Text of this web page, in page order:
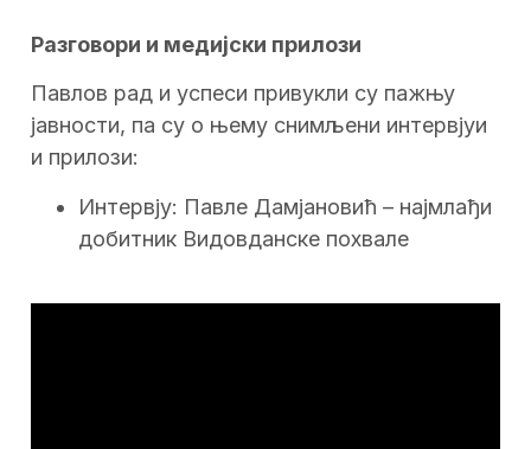
Разговори и медијски прилози
Павлов рад и успеси привукли су пажњу
јавности, па су о њему снимљени интервјуи
и прилози:
Интервју: Павле Дамјановић – најмлађи
добитник Видовданске похвале